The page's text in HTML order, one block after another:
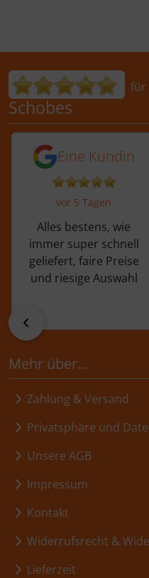
Bewertungen für
Schobes
5 von 5Eine Kundin
vor 5 Tagen
Alles bestens, wie
immer super schnell
geliefert, faire Preise
und riesige Auswahl
Mehr über...
Zahlung & Versand
Privatsphäre und
Unsere AGB
Impressum
Kontakt
Widerrufsrecht &
Lieferzeit